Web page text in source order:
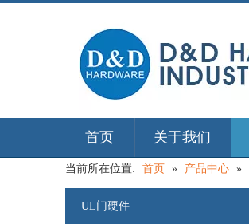
首页 关于我们
当前所在位置: 首页 » 产品中心 »
UL门硬件